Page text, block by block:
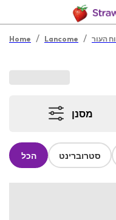
Home / Lancome / העור
מסנן
הכל סטרוברינט